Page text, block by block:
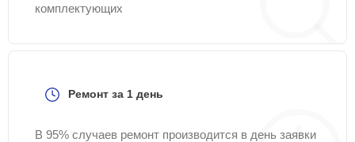
комплектующих
Ремонт за 1 день
В 95% случаев ремонт производится в день заявки